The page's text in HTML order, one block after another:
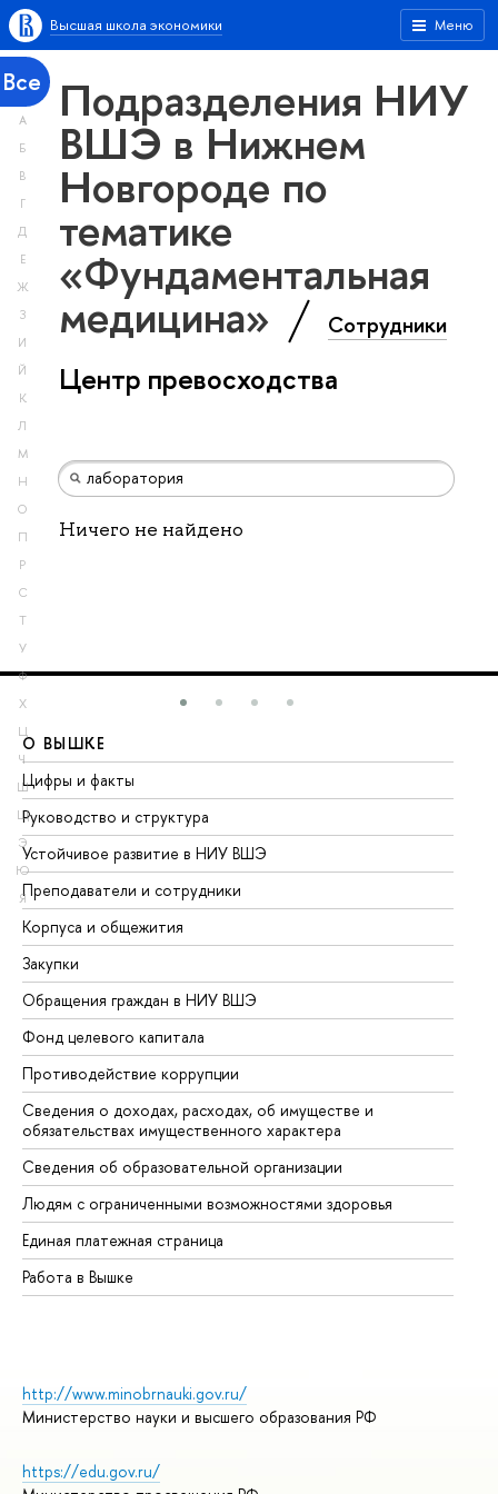
Меню
Высшая школа экономики
Все
А
Б
В
Г
Д
Е
Ж
З
И
Й
К
Л
М
Н
О
П
Р
С
Т
У
Ф
Х
Ц
Ч
Ш
Щ
Э
Ю
Я
Подразделения НИУ
ВШЭ в Нижнем
Новгороде по
тематике
«Фундаментальная
медицина» Сотрудники
Центр превосходства
Ничего не найдено
О ВЫШКЕ
Цифры и факты
Руководство и структура
Устойчивое развитие в НИУ ВШЭ
Преподаватели и сотрудники
Корпуса и общежития
Закупки
Обращения граждан в НИУ ВШЭ
Фонд целевого капитала
Противодействие коррупции
Сведения о доходах, расходах, об имуществе и
обязательствах имущественного характера
Сведения об образовательной организации
Людям с ограниченными возможностями здоровья
Единая платежная страница
Работа в Вышке
http://www.minobrnauki.gov.ru/
Министерство науки и высшего образования РФ
https://edu.gov.ru/